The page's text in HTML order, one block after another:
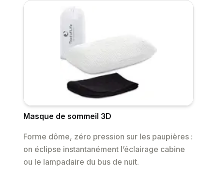
Masque de sommeil 3D
Forme dôme, zéro pression sur les paupières :
on éclipse instantanément l’éclairage cabine
ou le lampadaire du bus de nuit.